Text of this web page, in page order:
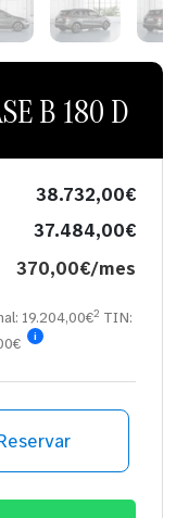
B 180 D
38.732,00€
37.484,00€
370,00€/mes
19.204,00€2 TIN:
i